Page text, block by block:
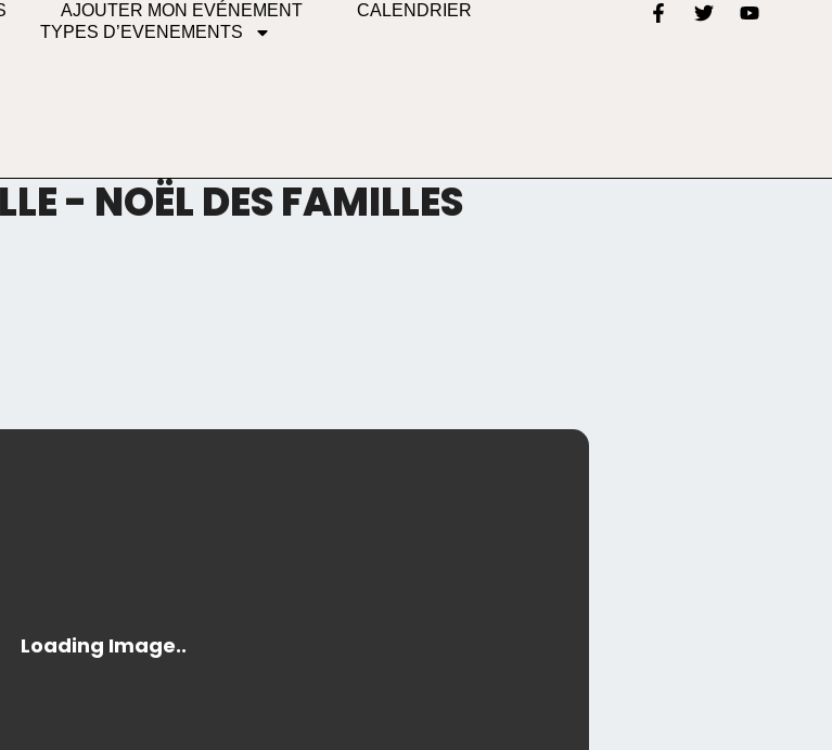
AJOUTER MON EVÉNEMENT
CALENDRIER
TYPES D’EVENEMENTS
- NOËL DES FAMILLES